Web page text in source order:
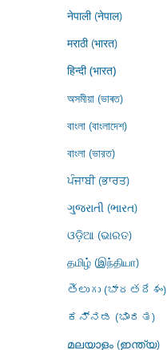
नेपाली (नेपाल)
मराठी (भारत)
हिन्दी (भारत)
অসমীয়া (ভাৰত)
বাংলা (বাংলাদেশ)
বাংলা (ভারত)
ਪੰਜਾਬੀ (ਭਾਰਤ)
ગુજરાતી (ભારત)
ଓଡ଼ିଆ (ଭାରତ)
தமிழ் (இந்தியா)
తెలుగు (భారతదేశం)
ಕನ್ನಡ (ಭಾರತ)
മലയാളം (ഇന്ത്യ)